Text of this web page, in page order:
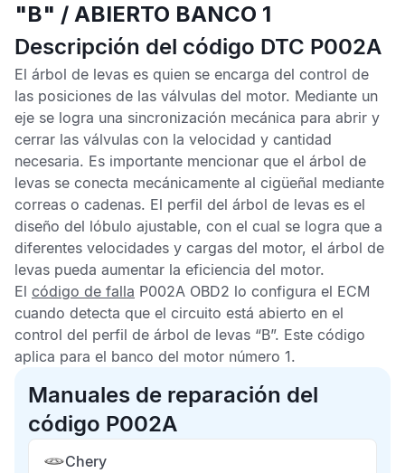
"B" / ABIERTO BANCO 1
Descripción del código DTC P002A
El árbol de levas es quien se encarga del control de
las posiciones de las válvulas del motor. Mediante un
eje se logra una sincronización mecánica para abrir y
cerrar las válvulas con la velocidad y cantidad
necesaria. Es importante mencionar que el árbol de
levas se conecta mecánicamente al cigüeñal mediante
correas o cadenas. El perfil del árbol de levas es el
diseño del lóbulo ajustable, con el cual se logra que a
diferentes velocidades y cargas del motor, el árbol de
levas pueda aumentar la eficiencia del motor.
El código de falla P002A OBD2 lo configura el ECM
cuando detecta que el circuito está abierto en el
control del perfil de árbol de levas “B”. Este código
aplica para el banco del motor número 1.
Manuales de reparación del
código P002A
Chery